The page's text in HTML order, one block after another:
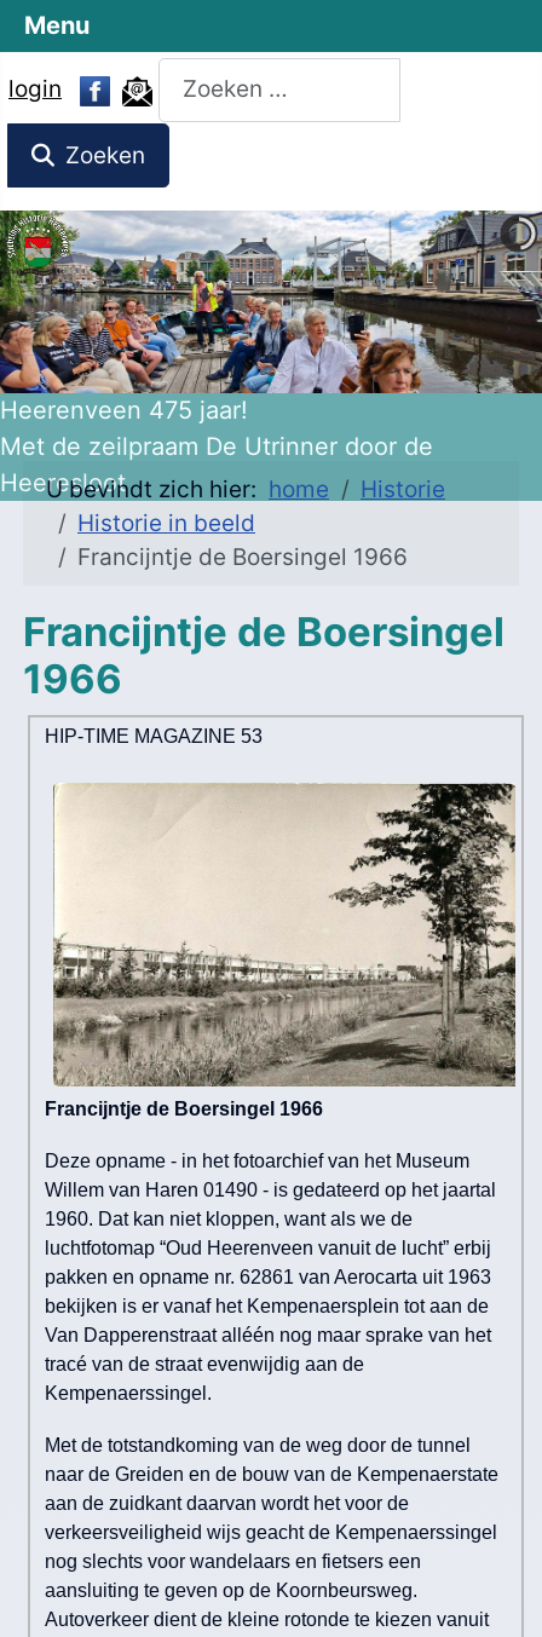
login
Zoeken
Zoeken
Heerenveen 475 jaar!
Met de zeilpraam De Utrinner door de
Heeresloot
U bevindt zich hier: home
Historie
Historie in beeld
Francijntje de Boersingel 1966
Francijntje de Boersingel
1966
HIP-TIME MAGAZINE 53
Francijntje de Boersingel 1966
Deze opname - in het fotoarchief van het Museum
Willem van Haren 01490 - is gedateerd op het jaartal
1960. Dat kan niet kloppen, want als we de
luchtfotomap “Oud Heerenveen vanuit de lucht” erbij
pakken en opname nr. 62861 van Aerocarta uit 1963
bekijken is er vanaf het Kempenaersplein tot aan de
Van Dapperenstraat alléén nog maar sprake van het
tracé van de straat evenwijdig aan de
Kempenaerssingel.
Met de totstandkoming van de weg door de tunnel
naar de Greiden en de bouw van de Kempenaerstate
aan de zuidkant daarvan wordt het voor de
verkeersveiligheid wijs geacht de Kempenaerssingel
nog slechts voor wandelaars en fietsers een
aansluiting te geven op de Koornbeursweg.
Autoverkeer dient de kleine rotonde te kiezen vanuit
Menu